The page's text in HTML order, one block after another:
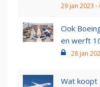
29 jan 2023 -
Ook
en werft
28 jan
Wat koopt